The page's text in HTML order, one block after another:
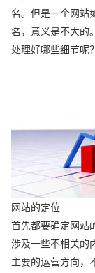
名。但是一个网站
名，意义是不大的
处理好哪些细节呢？
网站的定位
首先都要确定网站
涉及一些不相关的
主要的运营方向，